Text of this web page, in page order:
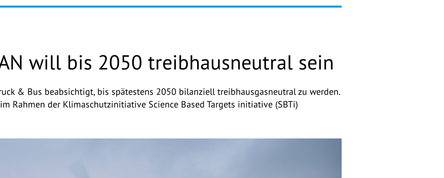
will bis 2050 treibhausneutral sein
& Bus beabsichtigt, bis spätestens 2050 bilanziell treibhausgasneutral zu werden.
Rahmen der Klimaschutzinitiative Science Based Targets initiative (SBTi)